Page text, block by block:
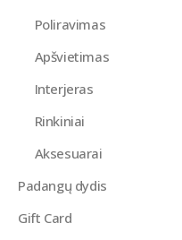
Poliravimas
Apšvietimas
Interjeras
Rinkiniai
Aksesuarai
Padangų dydis
Gift Card